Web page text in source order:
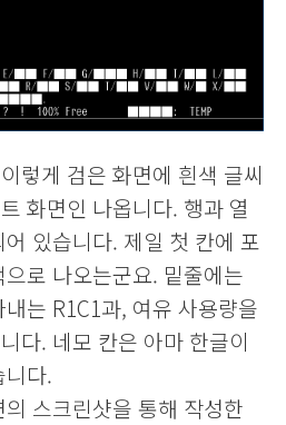
렇게 검은 화면에 흰색 글씨
화면인 나옵니다. 행과 열
있습니다. 제일 첫 칸에 포
로 나오는군요. 밑줄에는
는 R1C1과, 여유 사용량을
다. 네모 칸은 아마 한글이
다.
스크린샷을 통해 작성한